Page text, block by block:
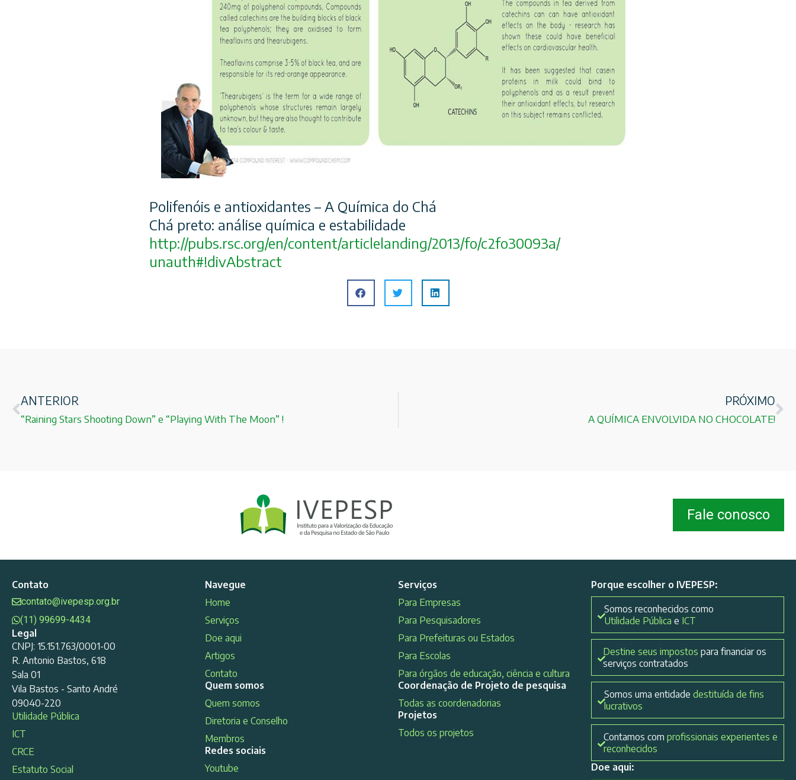
Polifenóis e antioxidantes – A Química do Chá
Chá preto: análise química e estabilidade
http://pubs.rsc.org/en/content/articlelanding/2013/fo/c2fo30093a/
unauth#!divAbstract
ANTERIOR
“Raining Stars Shooting Down” e “Playing With The Moon” !
PRÓXIMO
A QUÍMICA ENVOLVIDA NO CHOCOLATE!
Fale conosco
Contato
contato@ivepesp.org.br
(11) 99699-4434
Legal
CNPJ: 15.151.763/0001-00
R. Antonio Bastos, 618
Sala 01
Vila Bastos - Santo André
09040-220
Utilidade Pública
ICT
CRCE
Estatuto Social
Navegue
Home
Serviços
Doe aqui
Artigos
Contato
Quem somos
Quem somos
Diretoria e Conselho
Membros
Redes sociais
Youtube
Serviços
Para Empresas
Para Pesquisadores
Para Prefeituras ou Estados
Para Escolas
Para órgãos de educação, ciência e cultura
Coordenação de Projeto de pesquisa
Todas as coordenadorias
Projetos
Todos os projetos
Porque escolher o IVEPESP:
Somos reconhecidos como
Utilidade Pública e ICT
Destine seus impostos para financiar os
serviços contratados
Somos uma entidadedestituída de fins
lucrativos
Contamos com profissionais experientes e
reconhecidos
Doe aqui: